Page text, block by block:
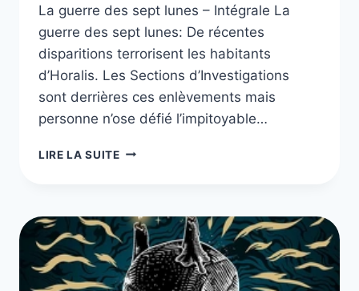
La guerre des sept lunes – Intégrale La
guerre des sept lunes: De récentes
disparitions terrorisent les habitants
d’Horalis. Les Sections d’Investigations
sont derrières ces enlèvements mais
personne n’ose défié l’impitoyable…
LIRE LA SUITELA
LUNES –
INTÉGRALE
DE
3
TOMES